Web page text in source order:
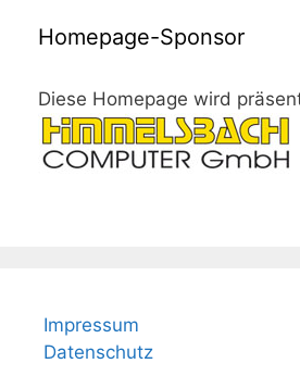
Homepage-Sponsor
Diese Homepage wird
Impressum
Datenschutz